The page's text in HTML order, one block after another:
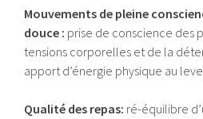
Mouvements de pleine
douce : prise de conscience des
tensions corporelles et de la
apport d’énergie physique au
Qualité des repas: ré-équilibre